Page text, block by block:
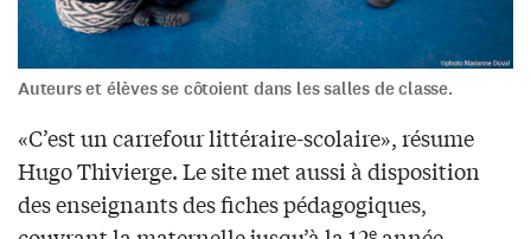
Auteurs et élèves se côtoient dans les salles de classe.
«C’est un carrefour littéraire-scolaire», résume
Hugo Thivierge. Le site met aussi à disposition
des enseignants des fiches pédagogiques,
e